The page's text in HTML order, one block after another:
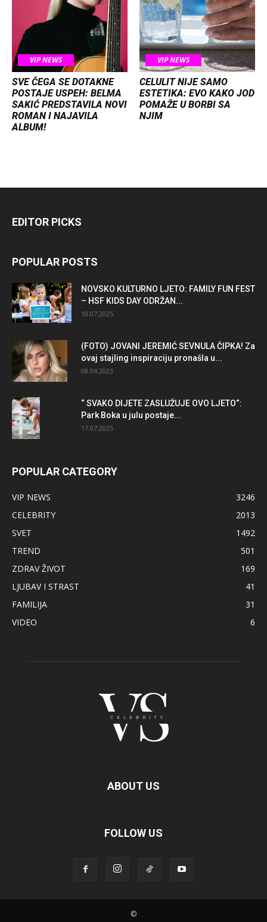
VIP NEWS
SVE ČEGA SE DOTAKNE
POSTAJE USPEH: BELMA
SAKIĆ PREDSTAVILA NOVI
ROMAN I NAJAVILA
ALBUM!
VIP NEWS
CELULIT NIJE SAMO
ESTETIKA: EVO KAKO JOD
POMAŽE U BORBI SA
NJIM
EDITOR PICKS
POPULAR POSTS
NOVSKO KULTURNO LJETO: FAMILY FUN FEST
– HSF KIDS DAY ODRŽAN...
18.07.2025
(FOTO) JOVANI JEREMIĆ SEVNULA ČIPKA! Za
ovaj stajling inspiraciju pronašla u...
08.04.2023
“ SVAKO DIJETE ZASLUŽUJE OVO LJETO“:
Park Boka u julu postaje...
17.07.2025
POPULAR CATEGORY
VIP NEWS
3246
CELEBRITY
2013
SVET
1492
TREND
501
ZDRAV ŽIVOT
169
LJUBAV I STRAST
41
FAMILIJA
31
VIDEO
6
ABOUT US
FOLLOW US
©